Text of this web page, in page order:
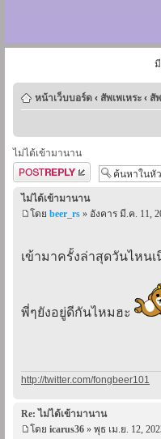
หน้าเว็บบอร์ด ‹ สัพเพเหระ ‹ สั
ไม่ได้เข้ามานาน
ตอบกระทู้
ไม่ได้เข้ามานาน
โดย beer_rs » อังคาร มี.ค. 11,
เข้ามาครั้งล่าสุดวันไหนเ
พี่ๆยังอยู่ดีกันไหมฮะ
http://twitter.com/fongbeer101
Re: ไม่ได้เข้ามานาน
โดย icarus36 » พุธ เม.ย. 12,